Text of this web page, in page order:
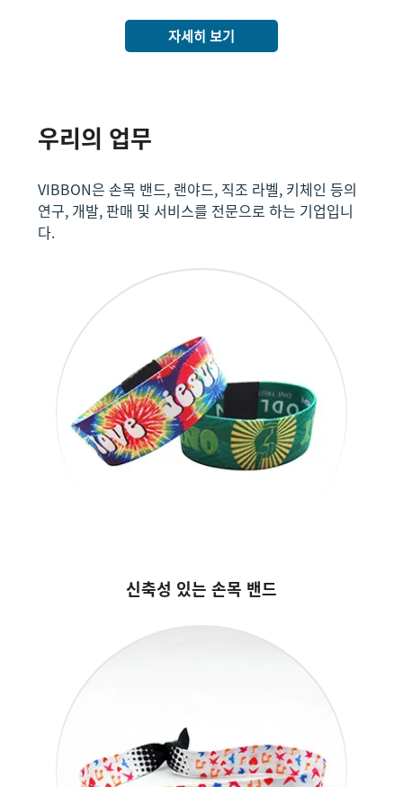
자세히 보기
우리의 업무
VIBBON은 손목 밴드, 랜야드, 직조 라벨, 키체인 등의
연구, 개발, 판매 및 서비스를 전문으로 하는 기업입니
다.
신축성 있는 손목 밴드